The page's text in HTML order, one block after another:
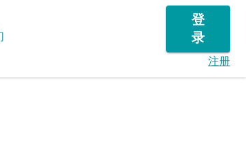
登
录
注册